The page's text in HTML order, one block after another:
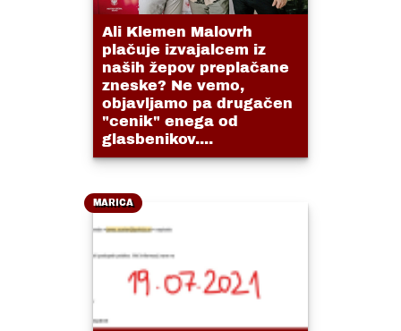
Ali Klemen Malovrh
plačuje izvajalcem iz
naših žepov preplačane
zneske? Ne vemo,
objavljamo pa drugačen
"cenik" enega od
glasbenikov....
MARICA